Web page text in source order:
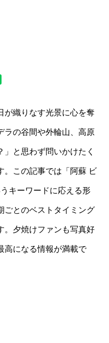
が織りなす光景に心を奪
ラの谷間や外輪山、高原
と思わず問いかけたく
。この記事では「阿蘇 ビ
キーワードに応える形
ごとのベストタイミング
。夕焼けファンも写真好
高になる情報が満載で